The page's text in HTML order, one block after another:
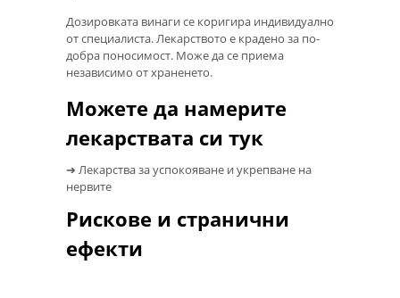
Дозировката винаги се коригира индивидуално
от специалиста. Лекарството е крадено за по-
добра поносимост. Може да се приема
независимо от храненето.
Можете да намерите
лекарствата си тук
➔ Лекарства за успокояване и укрепване на
нервите
Рискове и странични
ефекти